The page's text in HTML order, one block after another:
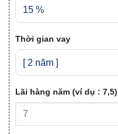
Thời gian vay
Lãi hàng năm (ví dụ : 7,5)